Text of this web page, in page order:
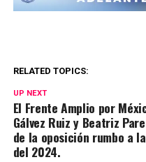
RELATED TOPICS:
UP NEXT
El Frente Amplio por
Gálvez Ruiz y Beatriz
de la oposición rumbo a
del 2024.